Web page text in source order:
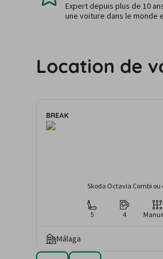
Expert depuis plus de 10
une voiture dans le monde
Location de
BREAK
Skoda Octavia Combi
5 4
Málaga